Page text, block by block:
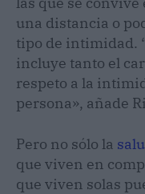
una distancia o
tipo de intimidad.
incluye tanto el
respeto a la
persona», añade
Pero no sólo la
que viven en
que viven solas